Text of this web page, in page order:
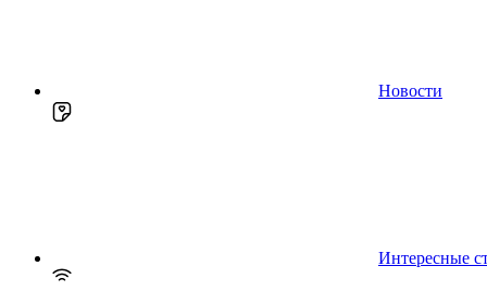
Новости
Интересные